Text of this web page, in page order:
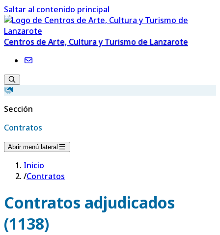
Saltar al contenido principal
Centros de Arte, Cultura y Turismo de Lanzarote
Sección
Contratos
Abrir menú lateral
Inicio
/Contratos
Contratos adjudicados
(1138)